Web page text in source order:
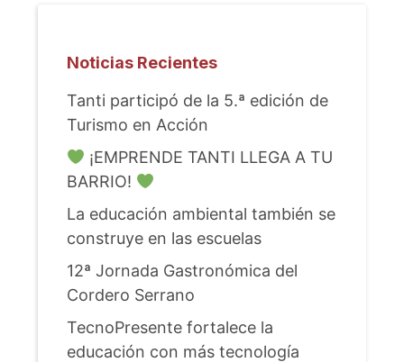
Noticias Recientes
Tanti participó de la 5.ª edición de
Turismo en Acción
¡EMPRENDE TANTI LLEGA A TU
BARRIO!
La educación ambiental también se
construye en las escuelas
12ª Jornada Gastronómica del
Cordero Serrano
TecnoPresente fortalece la
educación con más tecnología